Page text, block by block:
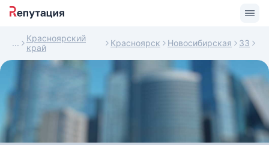
Красноярский
край
Красноярск Новосибирская 33